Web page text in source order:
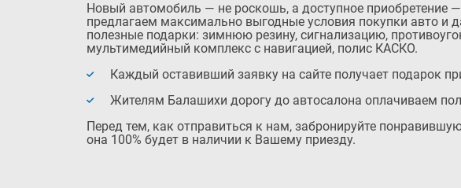
Новый автомобиль — не роскошь, а доступное приобретение
предлагаем максимально выгодные условия покупки авто и
полезные подарки: зимнюю резину, сигнализацию,
мультимедийный комплекс с навигацией, полис КАСКО.
Каждый оставивший заявку на сайте получает подарок
Жителям Балашихи дорогу до автосалона оплачиваем
Перед тем, как отправиться к нам, забронируйте
она 100% будет в наличии к Вашему приезду.